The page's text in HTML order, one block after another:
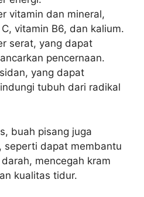
vitamin dan mineral,
vitamin B6, dan kalium.
serat, yang dapat
pencernaan.
yang dapat
tubuh dari radikal
buah pisang juga
seperti dapat membantu
mencegah kram
kualitas tidur.